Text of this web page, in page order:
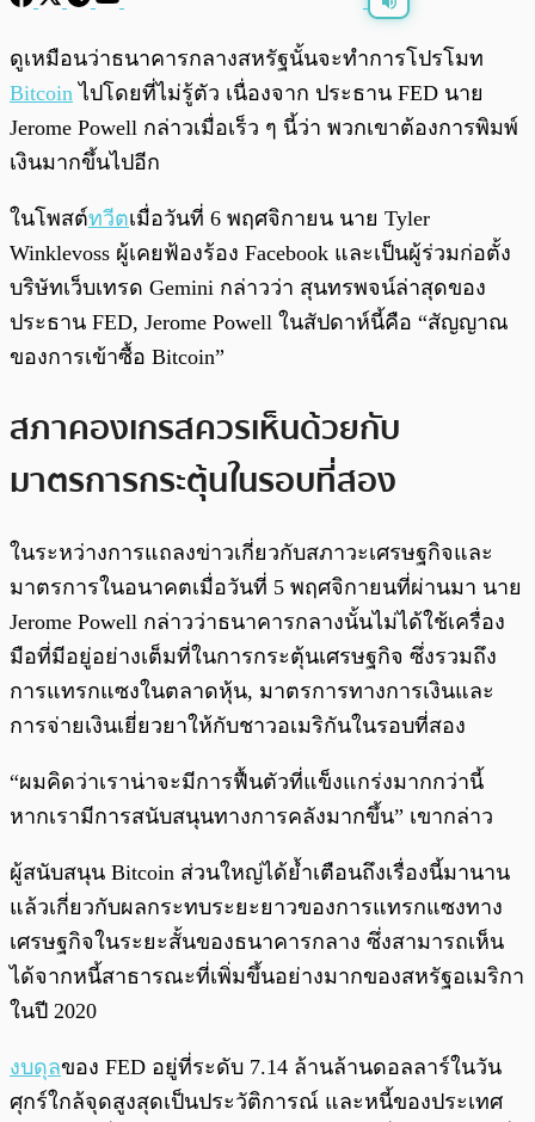
พร้อมเล่น 0:00 /0:00
ดูเหมือนว่าธนาคารกลางสหรัฐนั้นจะทำการโปรโมท
Bitcoin ไปโดยที่ไม่รู้ตัว เนื่องจาก ประธาน FED นาย
Jerome Powell กล่าวเมื่อเร็ว ๆ นี้ว่า พวกเขาต้องการพิมพ์
เงินมากขึ้นไปอีก
ในโพสต์ทวีตเมื่อวันที่ 6 พฤศจิกายน นาย Tyler
Winklevoss ผู้เคยฟ้องร้อง Facebook และเป็นผู้ร่วมก่อตั้ง
บริษัทเว็บเทรด Gemini กล่าวว่า สุนทรพจน์ล่าสุดของ
ประธาน FED, Jerome Powell ในสัปดาห์นี้คือ “สัญญาณ
ของการเข้าซื้อ Bitcoin”
สภาคองเกรสควรเห็นด้วยกับ
มาตรการกระตุ้นในรอบที่สอง
ในระหว่างการแถลงข่าวเกี่ยวกับสภาวะเศรษฐกิจและ
มาตรการในอนาคตเมื่อวันที่ 5 พฤศจิกายนที่ผ่านมา นาย
Jerome Powell กล่าวว่าธนาคารกลางนั้นไม่ได้ใช้เครื่อง
มือที่มีอยู่อย่างเต็มที่ในการกระตุ้นเศรษฐกิจ ซึ่งรวมถึง
การแทรกแซงในตลาดหุ้น, มาตรการทางการเงินและ
การจ่ายเงินเยี่ยวยาให้กับชาวอเมริกันในรอบที่สอง
“ผมคิดว่าเราน่าจะมีการฟื้นตัวที่แข็งแกร่งมากกว่านี้
หากเรามีการสนับสนุนทางการคลังมากขึ้น” เขากล่าว
ผู้สนับสนุน Bitcoin ส่วนใหญ่ได้ย้ำเตือนถึงเรื่องนี้มานาน
แล้วเกี่ยวกับผลกระทบระยะยาวของการแทรกแซงทาง
เศรษฐกิจในระยะสั้นของธนาคารกลาง ซึ่งสามารถเห็น
ได้จากหนี้สาธารณะที่เพิ่มขึ้นอย่างมากของสหรัฐอเมริกา
ในปี 2020
งบดุลของ FED อยู่ที่ระดับ 7.14 ล้านล้านดอลลาร์ในวัน
ศุกร์ใกล้จุดสูงสุดเป็นประวัติการณ์ และหนี้ของประเทศ